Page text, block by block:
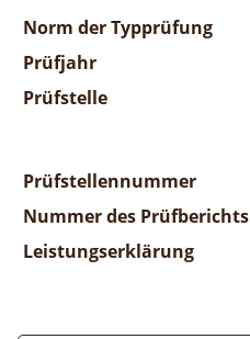
Norm der Typprüfung
Prüfjahr
Prüfstelle
Prüfstellennummer
Nummer des Prüfberichts
Leistungserklärung